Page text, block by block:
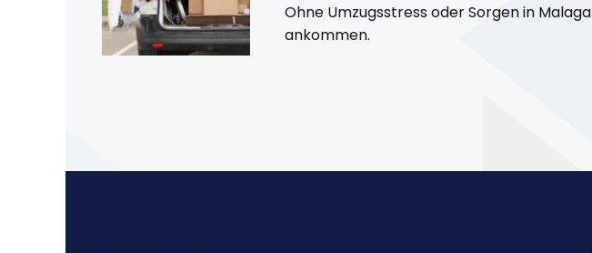
Ohne Umzugsstress oder Sorgen in Malaga
ankommen.